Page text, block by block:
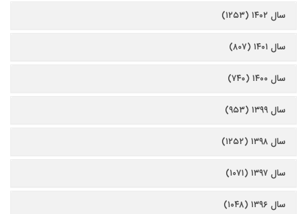
سال ۱۴۰۲ (۱۲۵۳)
سال ۱۴۰۱ (۸۰۷)
سال ۱۴۰۰ (۷۴۰)
سال ۱۳۹۹ (۹۵۳)
سال ۱۳۹۸ (۱۲۵۲)
سال ۱۳۹۷ (۱۰۷۱)
سال ۱۳۹۶ (۱۰۴۸)